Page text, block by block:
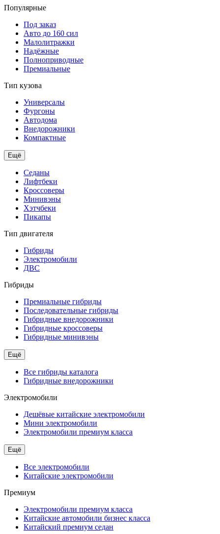
Популярные
Под заказ
Авто до 160 сил
Малолитражки
Надёжные
Полноприводные
Премиальные
Тип кузова
Универсалы
Фургоны
Автодома
Внедорожники
Компактные
Ещё
Седаны
Лифтбеки
Кроссоверы
Минивэны
Хэтчбеки
Пикапы
Тип двигателя
Гибриды
Электромобили
ДВС
Гибриды
Премиальные гибриды
Последовательные гибриды
Гибридные внедорожники
Гибридные кроссоверы
Гибридные минивэны
Ещё
Все гибриды каталога
Гибридные внедорожники
Электромобили
Дешёвые китайские электромобили
Мини электромобили
Электромобили премиум класса
Ещё
Все электромобили
Китайские электромобили
Премиум
Электромобили премиум класса
Китайские автомобили бизнес класса
Китайский премиум седан